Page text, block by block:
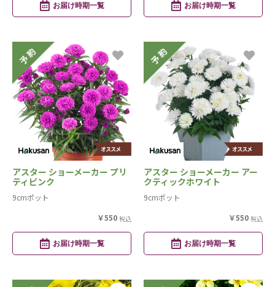
お届け時期一覧 お届け時期一覧
アスター ショーメーカー プリ
ティピンク
9cmポット
￥550 税込
お届け時期一覧
アスター ショーメーカー アー
クティックホワイト
9cmポット
￥550 税込
お届け時期一覧